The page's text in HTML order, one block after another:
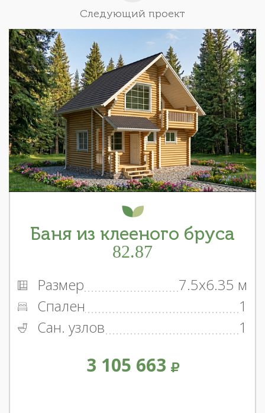
Следующий проект
Баня из клееного бруса
82.87
Размер
7.5x6.35 м
Спален
1
Сан. узлов
1
3 105 663